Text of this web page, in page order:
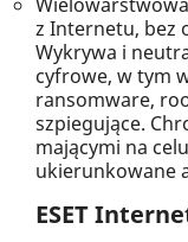
z Internetu, bez
Wykrywa i
cyfrowe, w tym
ransomware,
szpiegujące.
mającymi na
ukierunkowane
ESET